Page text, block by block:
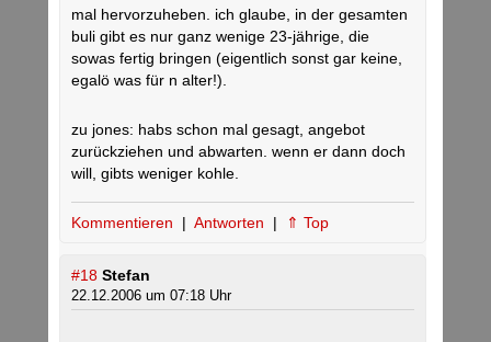
mal hervorzuheben. ich glaube, in der gesamten
buli gibt es nur ganz wenige 23-jährige, die
sowas fertig bringen (eigentlich sonst gar keine,
egalö was für n alter!).
zu jones: habs schon mal gesagt, angebot
zurückziehen und abwarten. wenn er dann doch
will, gibts weniger kohle.
Kommentieren | Antworten | ⇑ Top
#18 Stefan
22.12.2006 um 07:18 Uhr